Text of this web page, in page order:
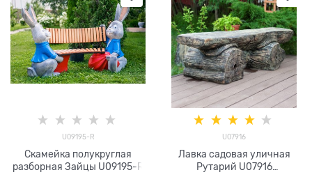
U09195-R
Скамейка полукруглая
разборная Зайцы U09195-R
U07916
Лавка садовая уличная
Рутарий U07916